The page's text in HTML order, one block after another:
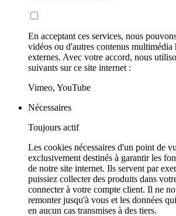
En acceptant ces services, nous
vidéos ou d'autres contenus multimédia
externes. Avec votre accord, nous
suivants sur ce site internet :
Vimeo, YouTube
Nécessaires
Toujours actif
Les cookies nécessaires d'un point de
exclusivement destinés à garantir les
de notre site internet. Ils servent par
puissiez collecter des produits dans
connecter à votre compte client. Il ne
remonter jusqu'à vous et les données
en aucun cas transmises à des tiers.